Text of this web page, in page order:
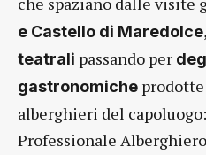
e Castello di Maredolce
teatrali passando per
gastronomiche
alberghieri del
Professionale